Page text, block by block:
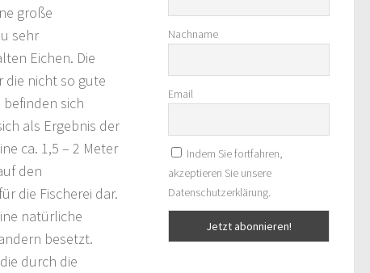
große
sehr
Eichen. Die
die nicht so gute
sich
als Ergebnis der
ca. 1,5 – 2 Meter
den
die Fischerei dar.
natürliche
besetzt.
durch die
Nachname
Email
Indem Sie fortfahren,
akzeptieren Sie unsere
Datenschutzerklärung.